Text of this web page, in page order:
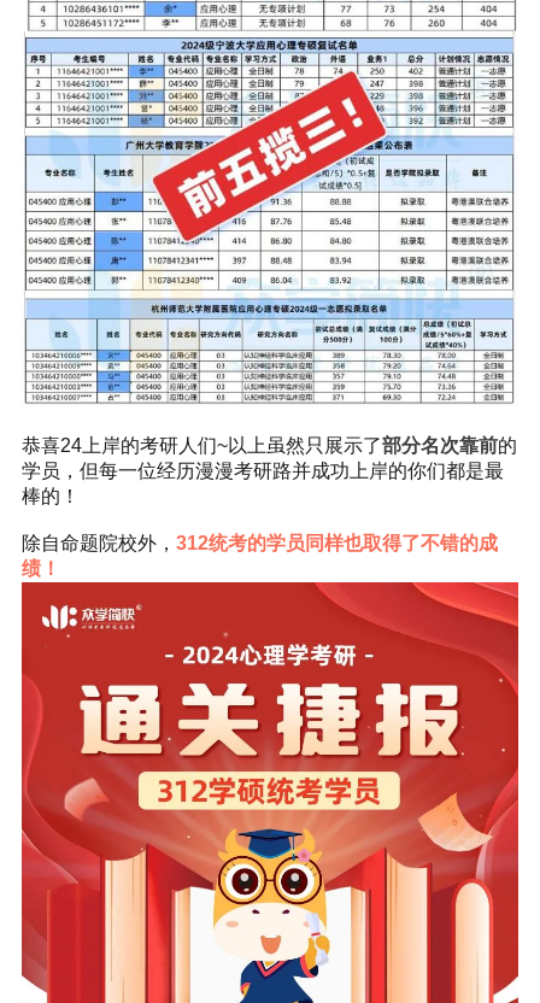
恭喜24上岸的考研人们~以上虽然只展示了部分名次靠前的
学员，但每一位经历漫漫考研路并成功上岸的你们都是最
棒的！
除自命题院校外， 312统考的学员同样也取得了不错的成
绩！